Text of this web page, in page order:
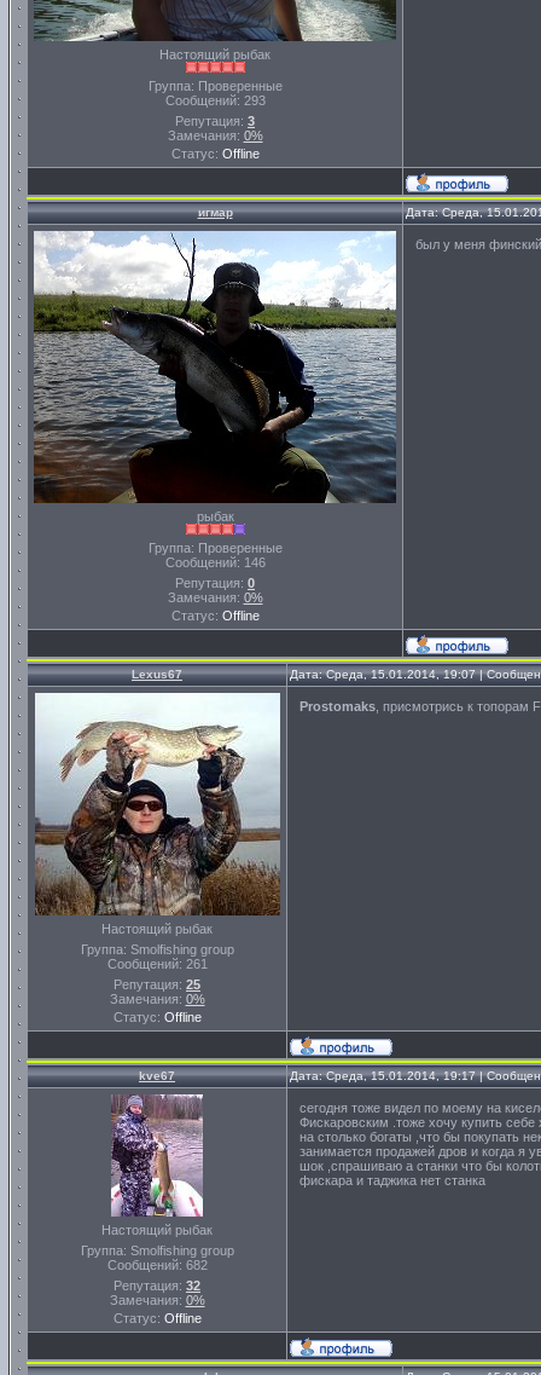
Настоящий рыбак
Группа: Проверенные
Сообщений: 293
Репутация: 3
Замечания: 0%
Статус: Offline
игмар Дата: Среда,
рыбак
Группа: Проверенные
Сообщений: 146
Репутация: 0
Замечания: 0%
Статус: Offline
был у меня
Lexus67 Дата: Среда, 15.01.2014, 19:07 |
Настоящий рыбак
Группа: Smolfishing group
Сообщений: 261
Репутация: 25
Замечания: 0%
Статус: Offline
Prostomaks , присмотрись к
kve67 Дата: Среда, 15.01.2014, 19:17 |
Настоящий рыбак
Группа: Smolfishing group
Сообщений: 682
Репутация: 32
Замечания: 0%
Статус: Offline
сегодня тоже видел по моему на
Фискаровским .тоже хочу купить
на столько богаты ,что бы покупать
занимается продажей дров и когда я
шок ,спрашиваю а станки что бы
фискара и таджика нет станка